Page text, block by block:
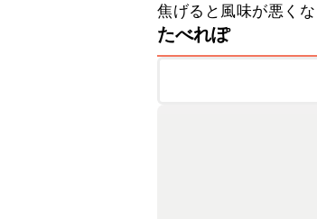
焦げると風味が悪く
たべれぽ